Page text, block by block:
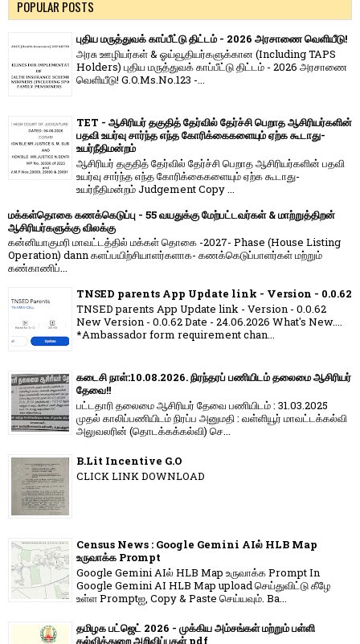
POPULAR POSTS
புதிய மருத்துவக் காப்பீட்டு திட்டம் - 2026 அரசாணை வெளியீடு!
அரசு ஊழியர்கள் & ஓய்வூதியர்களுக்கான (Including TAPS
Holders) புதிய மருத்துவக் காப்பீட்டு திட்டம் - 2026 அரசாணை
வெளியீடு! G.O.Ms.No.123 -...
TET - ஆசிரியர் தகுதித் தேர்வில் தேர்ச்சி பெறாத ஆசிரியர்களின்
பதவி உயர்வு சார்ந்த எந்த கோரிக்கைகளையும் ஏற்க கூடாது-
உயர்நீதிமன்றம்
ஆசிரியர் தகுதித் தேர்வில் தேர்ச்சி பெறாத ஆசிரியர்களின் பதவி
உயர்வு சார்ந்த எந்த கோரிக்கைகளையும் ஏற்க கூடாது-
உயர்நீதிமன்றம் Judgement Copy ...
மக்கள்தொகை கணக்கெடுப்பு - 55 வயதுக்கு மேற்பட்டவர்கள் & மாற்றுத்திறன்
ஆசிரியர்களுக்கு விலக்கு
கன்னியாகுமரி மாவட்டத்தில் மக்கள் தொகை -2027- Phase (House Listing
Operation) dann களப்பயிற்சியாளர்களாக- கணக்கெடுப்பாளர்கள் மற்றும்
கண்காணிப்...
TNSED parents App Update link - Version - 0.0.62
TNSED parents App Update link - Version - 0.0.62
New Version - 0.0.62 Date - 24.06.2026 What's New....
*Ambassador form requirement chan...
கடைசி நாள்:10.08.2026. நிரந்தரப் பணியிடம் தலைமை ஆசிரியர்
தேவை!!
பட்டதாரி தலைமை ஆசிரியர் தேவை பணியிடம் : 31.03.2025
முதல் காலிப்பணியிடம் நிரப்ப அனுமதி : வள்ளியூர் மாவட்டக்கல்வி
அலுவலரின் (தொடக்கக்கல்வி) செ...
B.Lit Incentive G.O
CLICK LINK DOWNLOAD
Census News : Google Gemini AIல் HLB Map
உருவாக்க Prompt
Google Gemini AIல் HLB Map உருவாக்க Prompt In
Google Gemini AI HLB Map upload செய்துவிட்டு கீழே
உள்ள Promptஐ, Copy & Paste செய்யவும். Ba...
தமிழக பட்ஜெட் 2026 - முக்கிய அம்சங்கள் மற்றும் பள்ளி
கல்வித்துறை அறிவிப்புகள் pdf